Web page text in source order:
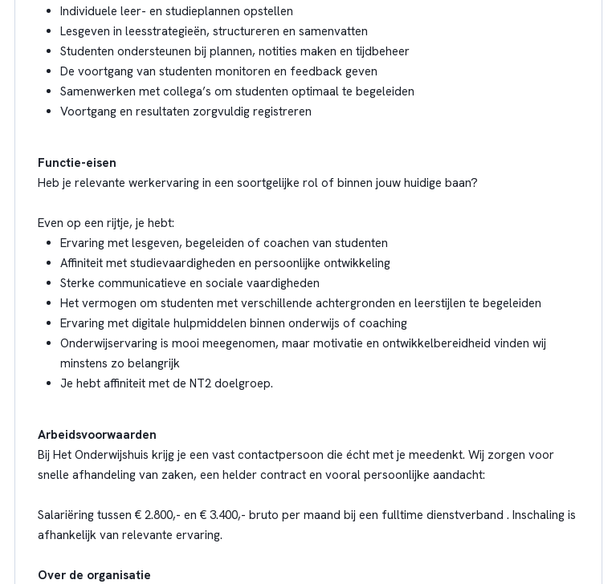
Individuele leer- en studieplannen opstellen
Lesgeven in leesstrategieën, structureren en samenvatten
Studenten ondersteunen bij plannen, notities maken en tijdbeheer
De voortgang van studenten monitoren en feedback geven
Samenwerken met collega’s om studenten optimaal te begeleiden
Voortgang en resultaten zorgvuldig registreren
Functie-eisen
Heb je relevante werkervaring in een soortgelijke rol of binnen jouw huidige baan?
Even op een rijtje, je hebt:
Ervaring met lesgeven, begeleiden of coachen van studenten
Affiniteit met studievaardigheden en persoonlijke ontwikkeling
Sterke communicatieve en sociale vaardigheden
Het vermogen om studenten met verschillende achtergronden en leerstijlen te begeleiden
Ervaring met digitale hulpmiddelen binnen onderwijs of coaching
Onderwijservaring is mooi meegenomen, maar motivatie en ontwikkelbereidheid vinden wij
minstens zo belangrijk
Je hebt affiniteit met de NT2 doelgroep.
Arbeidsvoorwaarden
Bij Het Onderwijshuis krijg je een vast contactpersoon die écht met je meedenkt. Wij zorgen voor
snelle afhandeling van zaken, een helder contract en vooral persoonlijke aandacht:
Salariëring tussen € 2.800,- en € 3.400,- bruto per maand bij een fulltime dienstverband . Inschaling is
afhankelijk van relevante ervaring.
Over de organisatie